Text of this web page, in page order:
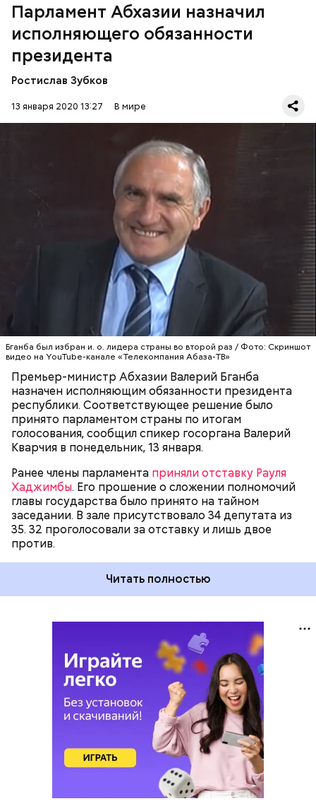
Парламент Абхазии назначил
исполняющего обязанности
президента
Ростислав Зубков
13 января 2020 13:27 В мире
Бганба был избран и. о. лидера страны во второй раз / Фото: Скриншот
видео на YouTube-канале «Телекомпания Абаза-ТВ»
Премьер-министр Абхазии Валерий Бганба
назначен исполняющим обязанности президента
республики. Соответствующее решение было
принято парламентом страны по итогам
голосования, сообщил спикер госоргана Валерий
Кварчия в понедельник, 13 января.
Ранее члены парламента приняли отставку Рауля
Хаджимбы. Его прошение о сложении полномочий
главы государства было принято на тайном
заседании. В зале присутствовало 34 депутата из
35. 32 проголосовали за отставку и лишь двое
против.
По словам Кварчии, Бганба был избран и. о. лидера
страны во второй раз.
Читать полностью
ПРЕЗИДЕНТЫ